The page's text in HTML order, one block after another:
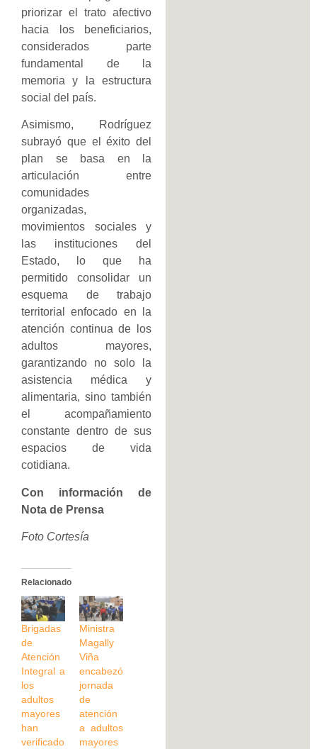
priorizar el trato afectivo
hacia los beneficiarios,
considerados parte
fundamental de la
memoria y la estructura
social del país.
Asimismo, Rodríguez
subrayó que el éxito del
plan se basa en la
articulación entre
comunidades
organizadas,
movimientos sociales y
las instituciones del
Estado, lo que ha
permitido consolidar un
esquema de trabajo
territorial enfocado en la
atención continua de los
adultos mayores,
garantizando no solo la
asistencia médica y
alimentaria, sino también
el acompañamiento
constante dentro de sus
espacios de vida
cotidiana.
Con información de
Nota de Prensa
Foto Cortesía
Relacionado
Brigadas
de
Atención
Integral a
los
adultos
mayores
han
verificado
Ministra
Magally
Viña
encabezó
jornada
de
atención
a adultos
mayores